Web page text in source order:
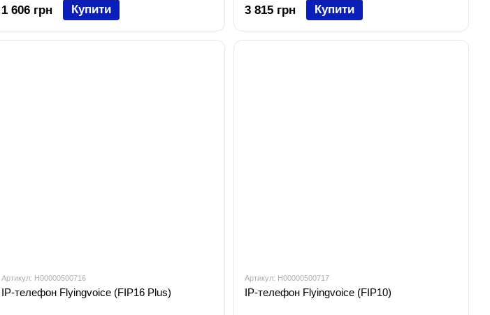
1 606 грн Купити 3 815 грн Купити
Артикул: H00000500716
IP-телефон Flyingvoice (FIP16 Plus)
Артикул: H00000500717
IP-телефон Flyingvoice (FIP10)